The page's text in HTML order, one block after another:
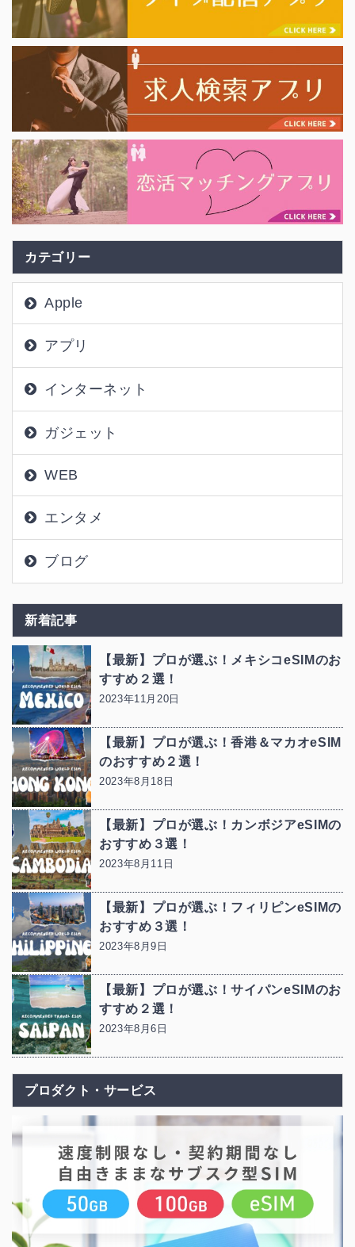
カテゴリー
Apple
アプリ
インターネット
ガジェット
WEB
エンタメ
ブログ
新着記事
【最新】プロが選ぶ！メキシコeSIMのお
すすめ２選！
2023年11月20日
【最新】プロが選ぶ！香港＆マカオeSIM
のおすすめ２選！
2023年8月18日
【最新】プロが選ぶ！カンボジアeSIMの
おすすめ３選！
2023年8月11日
【最新】プロが選ぶ！フィリピンeSIMの
おすすめ３選！
2023年8月9日
【最新】プロが選ぶ！サイパンeSIMのお
すすめ２選！
2023年8月6日
プロダクト・サービス